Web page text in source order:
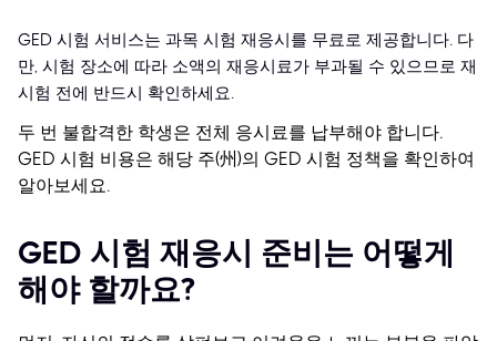
GED 시험 서비스는 과목 시험 재응시를 무료로 제공합니다. 다
만, 시험 장소에 따라 소액의 재응시료가 부과될 수 있으므로 재
시험 전에 반드시 확인하세요.
두 번 불합격한 학생은 전체 응시료를 납부해야 합니다.
GED 시험 비용은 해당 주(州)의 GED 시험 정책을 확인하여
알아보세요.
GED 시험 재응시 준비는 어떻게
해야 할까요?